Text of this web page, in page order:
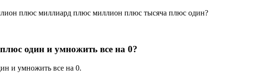
плюс миллиард плюс миллион плюс тысяча плюс один?
один и умножить все на 0?
и умножить все на 0.